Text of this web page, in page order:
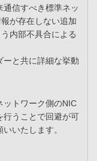
信すべき標準ネッ
が存在しない追加
内部不具合による
と共に詳細な挙動
ットワーク側のNIC
行うことで回避が可
いたします。